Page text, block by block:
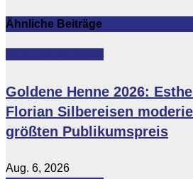
Ähnliche Beiträge
Goldene Henne 2026:
Florian Silbereisen
größten Publikumspreis
Aug. 6, 2026